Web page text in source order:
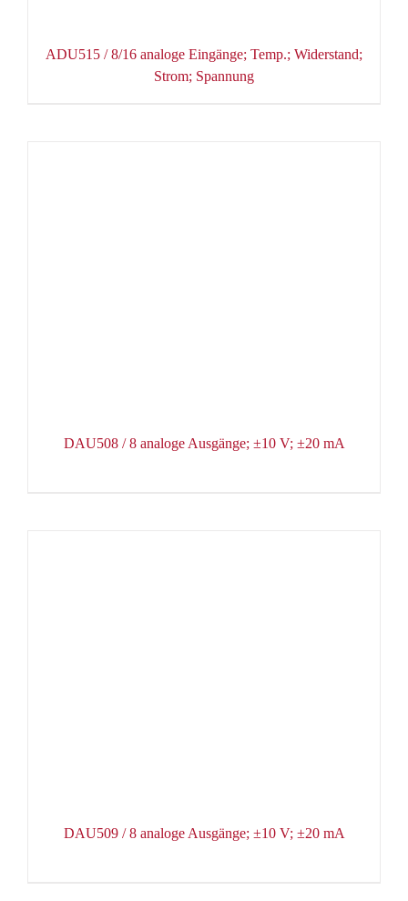
ADU515 / 8/16 analoge Eingänge; Temp.; Widerstand;
Strom; Spannung
DAU508 / 8 analoge Ausgänge; ±10 V; ±20 mA
DAU509 / 8 analoge Ausgänge; ±10 V; ±20 mA